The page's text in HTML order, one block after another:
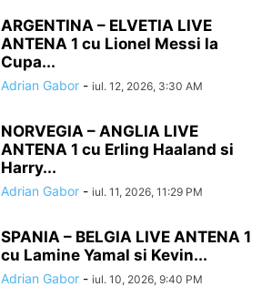
ARGENTINA – ELVETIA LIVE
ANTENA 1 cu Lionel Messi la
Cupa...
Adrian Gabor - iul. 12, 2026, 3:30 AM
NORVEGIA – ANGLIA LIVE
ANTENA 1 cu Erling Haaland si
Harry...
Adrian Gabor - iul. 11, 2026, 11:29 PM
SPANIA – BELGIA LIVE ANTENA 1
cu Lamine Yamal si Kevin...
Adrian Gabor - iul. 10, 2026, 9:40 PM